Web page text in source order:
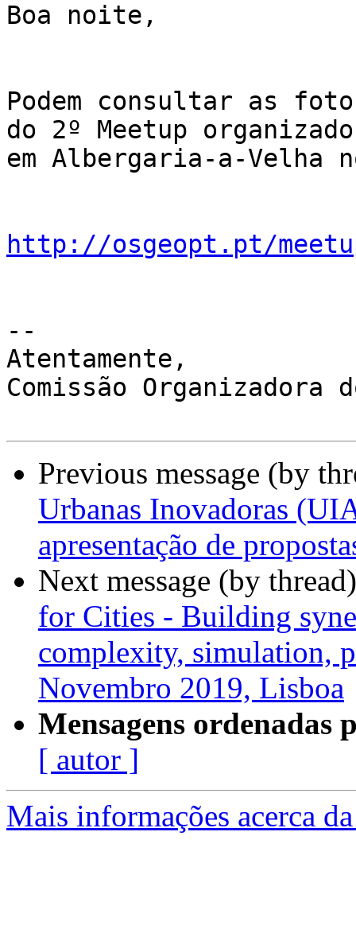
Boa noite,
Podem consultar as
do 2º Meetup
em Albergaria-a-Velha
http://osgeopt.pt/
--
Atentamente,
Comissão Organizadora
Previous message (by
Urbanas Inovadoras
apresentação de
Next message (by
for Cities - Building
complexity, simulation,
Novembro 2019, Lisboa
Mensagens ordenadas
[ autor ]
Mais informações acerca